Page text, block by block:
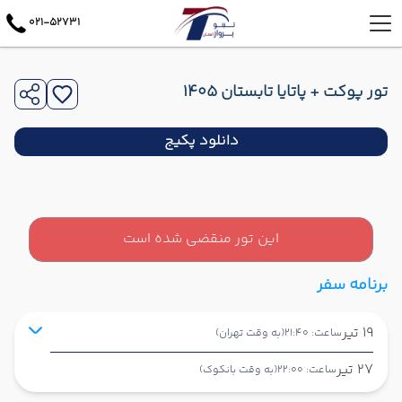
021-52731
تور پوکت + پاتایا تابستان 1405
دانلود پکیج
این تور منقضی شده است
برنامه سفر
19 تیر ساعت: 21:40 (به وقت تهران)
27 تیر ساعت: 22:00 (به وقت بانکوک)